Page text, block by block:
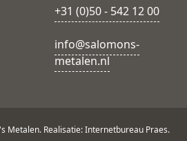
+31 (0)50 - 542 12 00
info@salomons-
metalen.nl
Metalen. Realisatie: Internetbureau Praes.